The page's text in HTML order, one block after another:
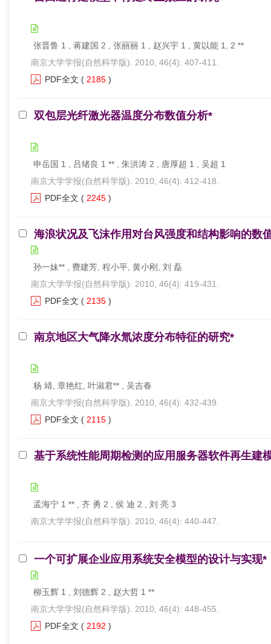
张晋鲁 1 , 蒋建国 2 , 张丽丽 1 , 赵兴宇 1 , 黄以能 1, 2 **
南京大学学报(自然科学版). 2010, 46(4): 407-411.
PDF全文 ( 2185 )
双包层光纤激光器温度分布数值分析*
申岳国 1 , 吕绪良 1 ** , 朱洪涛 2 , 唐厚超 1 , 吴超 1
南京大学学报(自然科学版). 2010, 46(4): 412-418.
PDF全文 ( 2245 )
海浪状况及飞沫作用对台风强度和结构影响的数
孙一妹** , 费建芳, 程小平, 黄小刚, 刘 磊
南京大学学报(自然科学版). 2010, 46(4): 419-431.
PDF全文 ( 2135 )
南京地区大气降水氚浓度分布特征的研究*
杨 靖, 章艳红, 叶淑君** , 吴吉春
南京大学学报(自然科学版). 2010, 46(4): 432-439.
PDF全文 ( 2115 )
基于系统性能周期检测的应用服务器软件再生建
孟海宁 1 ** , 齐 勇 2 , 侯 迪 2 , 刘 亮 3
南京大学学报(自然科学版). 2010, 46(4): 440-447.
一个可扩展企业应用系统安全模型的设计与实现*
柳玉辉 1 , 刘德辉 2 , 赵大哲 1 **
南京大学学报(自然科学版). 2010, 46(4): 448-455.
PDF全文 ( 2192 )